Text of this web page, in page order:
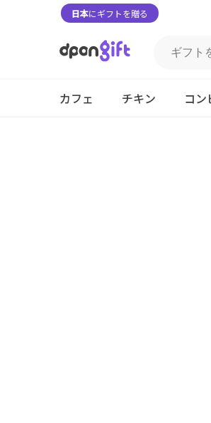
日本にギフトを贈る
カフェ チキン コン